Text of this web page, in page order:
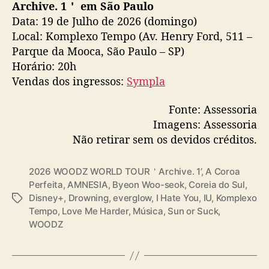
Archive. 1＇ em São Paulo
Data: 19 de Julho de 2026 (domingo)
Local: Komplexo Tempo (Av. Henry Ford, 511 –
Parque da Mooca, São Paulo – SP)
Horário: 20h
Vendas dos ingressos: Sympla
Fonte: Assessoria
Imagens: Assessoria
Não retirar sem os devidos créditos.
T
2026 WOODZ WORLD TOUR＇Archive. 1’,A Coroa
Perfeita,AMNESIA, Byeon Woo-seok, Coreia do Sul,
Disney+, Drowning,everglow, I Hate You, IU, Komplexo
Tempo, Love Me Harder, Música, Sun or Suck,
WOODZ